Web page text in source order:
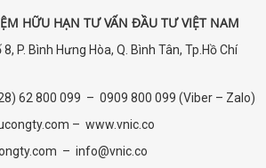
HỮU HẠN TƯ VẤN ĐẦU TƯ VIỆT NAM
8, P. Bình Hưng Hòa, Q. Bình Tân, Tp.Hồ Chí
62 800 099 – 0909 800 099 (Viber – Zalo)
– www.vnic.co
– info@vnic.co